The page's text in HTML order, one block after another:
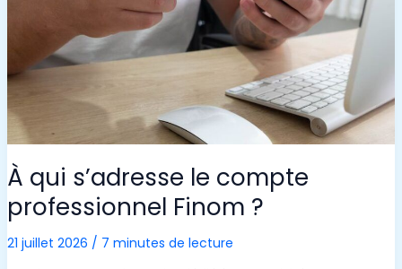
À qui s’adresse le compte
professionnel Finom ?
21 juillet 2026 / 7 minutes de lecture